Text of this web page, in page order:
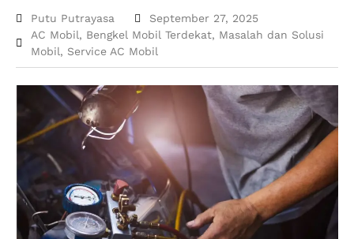
Putu Putrayasa
September 27, 2025
AC Mobil, Bengkel Mobil Terdekat, Masalah dan Solusi
Mobil, Service AC Mobil